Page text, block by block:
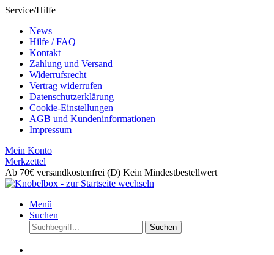
Service/Hilfe
News
Hilfe / FAQ
Kontakt
Zahlung und Versand
Widerrufsrecht
Vertrag widerrufen
Datenschutzerklärung
Cookie-Einstellungen
AGB und Kundeninformationen
Impressum
Mein Konto
Merkzettel
Ab 70€ versandkostenfrei (D) Kein Mindestbestellwert
Menü
Suchen
Suchen